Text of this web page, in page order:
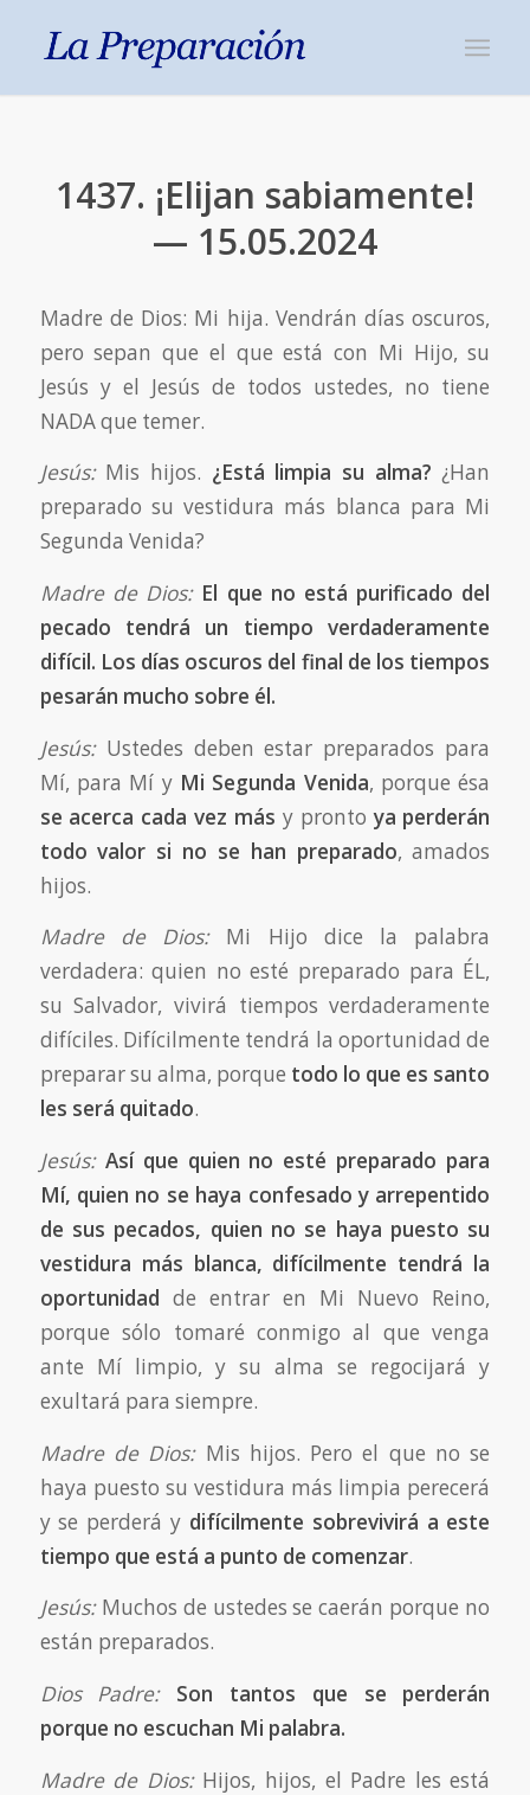
1437. ¡Elijan sabiamente!
— 15.05.2024
Madre de Dios: Mi hija. Vendrán días oscuros,
pero sepan que el que está con Mi Hijo, su
Jesús y el Jesús de todos ustedes, no tiene
NADA que temer.
Jesús:Mis hijos. ¿Está limpia su alma? ¿Han
preparado su vestidura más blanca para Mi
Segunda Venida?
Madre de Dios: El que no está purificado del
pecado tendrá un tiempo verdaderamente
difícil. Los días oscuros del final de los tiempos
pesarán mucho sobre él.
Jesús:Ustedes deben estar preparados para
Mí, para Mí y Mi Segunda Venida, porque ésa
se acerca cada vez más y prontoya perderán
todo valor si no se han preparado, amados
hijos.
Madre de Dios:Mi Hijo dice la palabra
verdadera: quien no esté preparado para ÉL,
su Salvador, vivirá tiempos verdaderamente
difíciles. Difícilmente tendrá la oportunidad de
preparar su alma, porque todo lo que es santo
les será quitado.
Jesús: Así que quien no esté preparado para
Mí, quien no se haya confesado y arrepentido
de sus pecados, quien no se haya puesto su
vestidura más blanca, difícilmente tendrá la
oportunidad de entrar en Mi Nuevo Reino,
porque sólo tomaré conmigo al que venga
ante Mí limpio, y su alma se regocijará y
exultará para siempre.
Madre de Dios:Mis hijos. Pero el que no se
haya puesto su vestidura más limpia perecerá
y se perderá y difícilmente sobrevivirá a este
tiempo que está a punto de comenzar.
Jesús:Muchos de ustedes se caerán porque no
están preparados.
Dios Padre:
Son
tantos que se perderán
porque no escuchan Mi palabra.
Madre de Dios:Hijos, hijos, el Padre les está